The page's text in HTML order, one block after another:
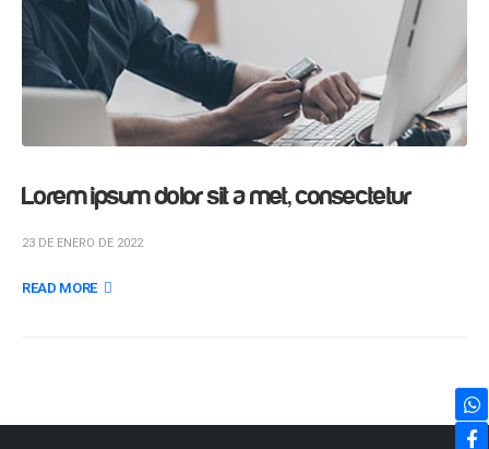
Lorem ipsum dolor sit a met, consectetur
23 DE ENERO DE 2022
READ MORE +